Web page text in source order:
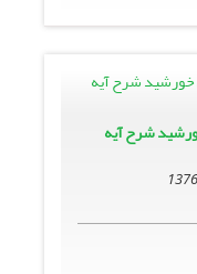
شرح آیه